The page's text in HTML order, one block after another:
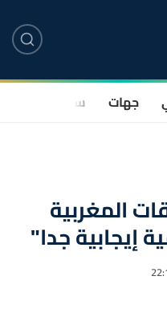
جهات سياسة
المغربية
إيجابية جدا"